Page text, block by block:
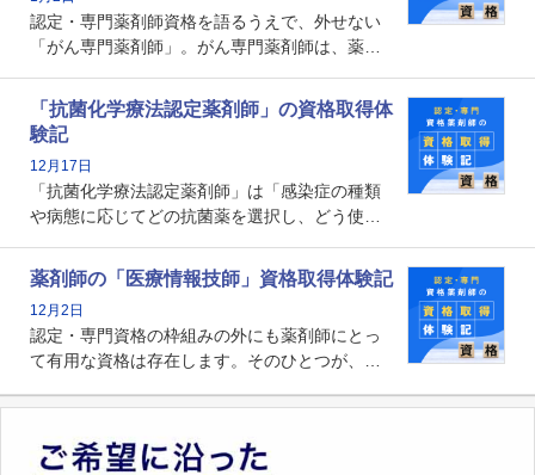
認定・専門薬剤師資格を語るうえで、外せない
「がん専門薬剤師」。がん専門薬剤師は、薬剤
関する資格として、2009年に発足しました。薬
剤師の専門性を活かして高度化するがん医療に
貢献する姿は、今も病院薬剤師にとって一目置
かれる存在です。
「抗菌化学療法認定薬剤師」の資格取得体
験記
12月17日
「抗菌化学療法認定薬剤師」は「感染症の種類
や病態に応じてどの抗菌薬を選択し、どう使っ
る薬剤師です。現在、感染防止対策加算の施設
基準に専任の薬剤師配置が挙げられており、今
後は感染症領域で薬剤師に、より多くの役割が
求められる可能性もあります。
薬剤師の「医療情報技師」資格取得体験記
12月2日
認定・専門資格の枠組みの外にも薬剤師にとっ
て有用な資格は存在します。そのひとつが、
査データ、投薬歴など非常に多岐にわたる医療
とは、病院薬剤師を中心に大きな武器になりま